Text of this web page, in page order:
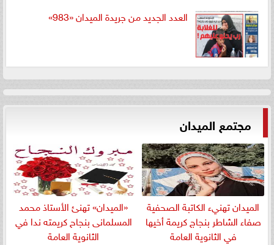
العدد الجديد من جريدة الميدان «983»
مجتمع الميدان
الميدان تهنيء الكاتبة الصحفية
صفاء الشاطر بنجاج كريمة أخيها
في الثانوية العامة
«الميدان» تهنئ الأستاذ محمد
المسلمانى بنجاح كريمته ندا في
الثانوية العامة